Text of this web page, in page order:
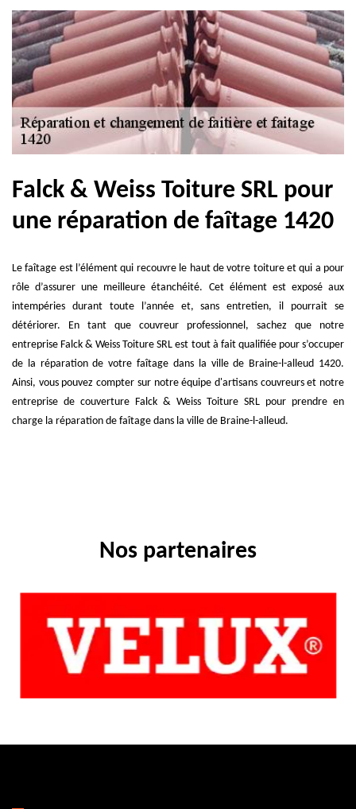
Falck & Weiss Toiture SRL pour
une réparation de faîtage 1420
Le faîtage est l’élément qui recouvre le haut de votre toiture et qui a pour
rôle d’assurer une meilleure étanchéité. Cet élément est exposé aux
intempéries durant toute l’année et, sans entretien, il pourrait se
détériorer. En tant que couvreur professionnel, sachez que notre
entreprise Falck & Weiss Toiture SRL est tout à fait qualifiée pour s’occuper
de la réparation de votre faîtage dans la ville de Braine-l-alleud 1420.
Ainsi, vous pouvez compter sur notre équipe d'artisans couvreurs et notre
entreprise de couverture Falck & Weiss Toiture SRL pour prendre en
charge la réparation de faîtage dans la ville de Braine-l-alleud.
Nos partenaires